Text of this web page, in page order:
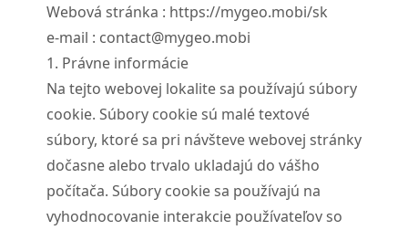
Webová stránka : https://mygeo.mobi/sk
e-mail : contact@mygeo.mobi
1. Právne informácie
Na tejto webovej lokalite sa používajú súbory
cookie. Súbory cookie sú malé textové
súbory, ktoré sa pri návšteve webovej stránky
dočasne alebo trvalo ukladajú do vášho
počítača. Súbory cookie sa používajú na
vyhodnocovanie interakcie používateľov so